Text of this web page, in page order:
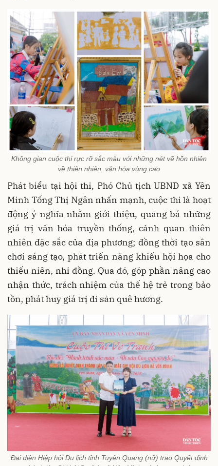
Không gian cuộc thi rực rỡ sắc màu với những nét vẽ hồn nhiên
về thiên nhiên, văn hóa vùng cao
Phát biểu tại hội thi, Phó Chủ tịch UBND xã Yên
Minh Tống Thị Ngân nhấn mạnh, cuộc thi là hoạt
động ý nghĩa nhằm giới thiệu, quảng bá những
giá trị văn hóa truyền thống, cảnh quan thiên
nhiên đặc sắc của địa phương; đồng thời tạo sân
chơi sáng tạo, phát triển năng khiếu hội họa cho
thiếu niên, nhi đồng. Qua đó, góp phần nâng cao
nhận thức, trách nhiệm của thế hệ trẻ trong bảo
tồn, phát huy giá trị di sản quê hương.
Đại diện Hiệp hội Du lịch tỉnh Tuyên Quang (nữ) trao Quyết định